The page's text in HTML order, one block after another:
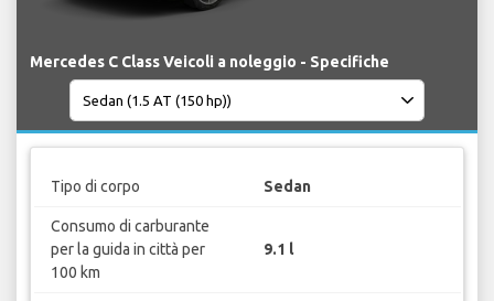
Mercedes C Class Veicoli a noleggio - Specifiche
Tipo di corpo Sedan
Consumo di carburante
per la guida in città per
100 km
9.1 l